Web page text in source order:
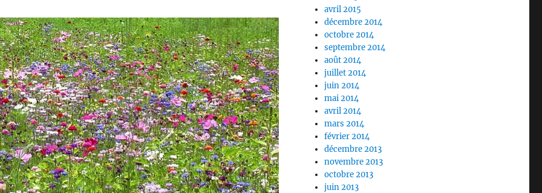
avril 2015
décembre 2014
octobre 2014
septembre 2014
août 2014
juillet 2014
juin 2014
mai 2014
avril 2014
mars 2014
février 2014
décembre 2013
novembre 2013
octobre 2013
juin 2013